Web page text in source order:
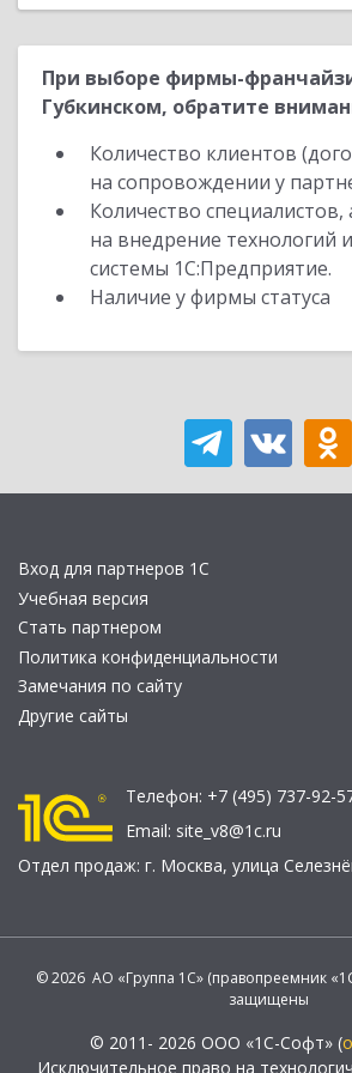
При выборе фирмы-
Губкинском, обратите
Количество клиентов
на сопровождении у
Количество
на внедрение технологий
системы 1С:Предприятие.
Наличие у фирмы статуса
Вход для партнеров 1С
Учебная версия
Стать партнером
Политика конфиденциальности
Замечания по сайту
Другие сайты
Телефон: +7 (495) 737-92-
Email: site_v8@1c.ru
Отдел продаж: г. Москва, улица
© 2026 АО «Группа 1С» (правопреемник
защищены
© 2011- 2026 ООО «1С-Софт» (
Исключительное право на